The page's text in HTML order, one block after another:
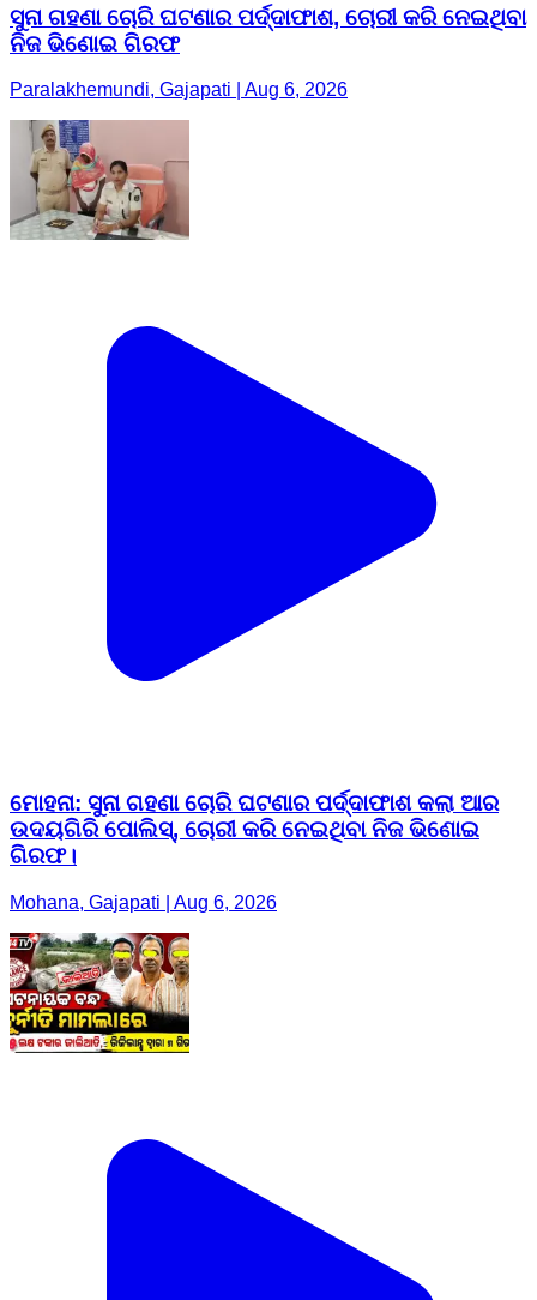
ସୁନା ଗହଣା ଚୋରି ଘଟଣାର ପର୍ଦ୍ଦାଫାଶ, ଚୋରୀ କରି ନେଇଥିବା
ନିଜ ଭିଣୋଇ ଗିରଫ
Paralakhemundi, Gajapati | Aug 6, 2026
ମୋହନା: ସୁନା ଗହଣା ଚୋରି ଘଟଣାର ପର୍ଦ୍ଦାଫାଶ କଲା ଆର
ଉଦୟଗିରି ପୋଲିସ୍, ଚୋରୀ କରି ନେଇଥିବା ନିଜ ଭିଣୋଇ
ଗିରଫ।
Mohana, Gajapati | Aug 6, 2026